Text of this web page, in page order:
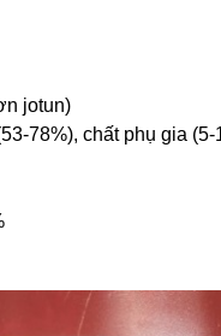
jotun)
78%), chất phụ gia